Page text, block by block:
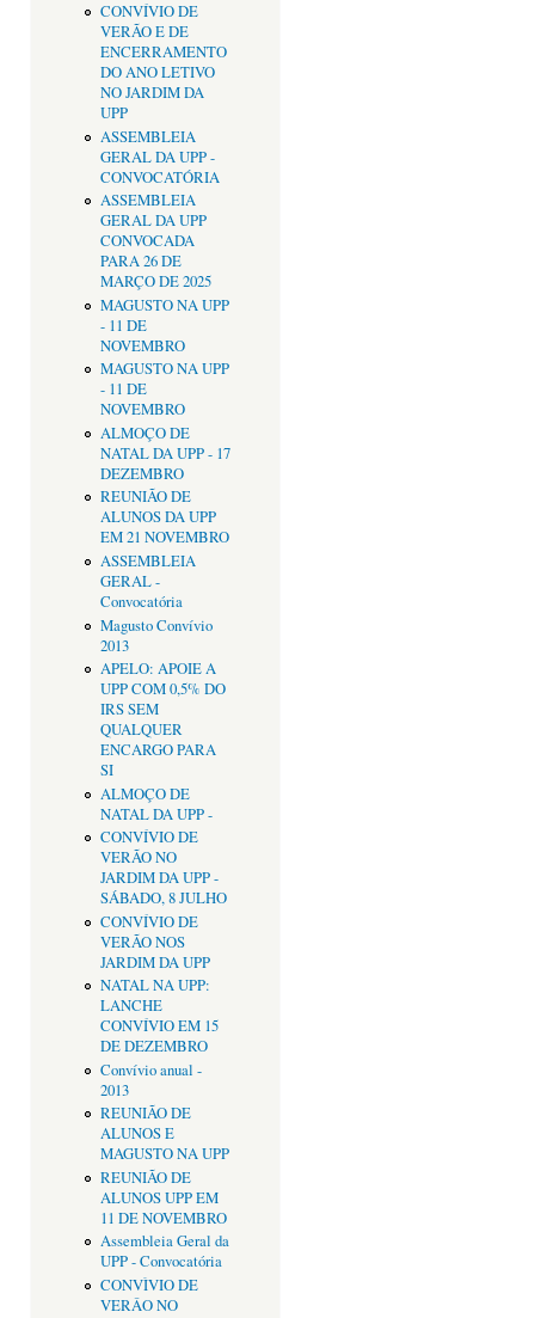
CONVÍVIO DE
VERÃO E DE
ENCERRAMENTO
DO ANO LETIVO
NO JARDIM DA
UPP
ASSEMBLEIA
GERAL DA UPP -
CONVOCATÓRIA
ASSEMBLEIA
GERAL DA UPP
CONVOCADA
PARA 26 DE
MARÇO DE 2025
MAGUSTO NA UPP
- 11 DE
NOVEMBRO
MAGUSTO NA UPP
- 11 DE
NOVEMBRO
ALMOÇO DE
NATAL DA UPP - 17
DEZEMBRO
REUNIÃO DE
ALUNOS DA UPP
EM 21 NOVEMBRO
ASSEMBLEIA
GERAL -
Convocatória
Magusto Convívio
2013
APELO: APOIE A
UPP COM 0,5% DO
IRS SEM
QUALQUER
ENCARGO PARA
SI
ALMOÇO DE
NATAL DA UPP -
CONVÍVIO DE
VERÃO NO
JARDIM DA UPP -
SÁBADO, 8 JULHO
CONVÍVIO DE
VERÃO NOS
JARDIM DA UPP
NATAL NA UPP:
LANCHE
CONVÍVIO EM 15
DE DEZEMBRO
Convívio anual -
2013
REUNIÃO DE
ALUNOS E
MAGUSTO NA UPP
REUNIÃO DE
ALUNOS UPP EM
11 DE NOVEMBRO
Assembleia Geral da
UPP - Convocatória
CONVÌVIO DE
VERÂO NO